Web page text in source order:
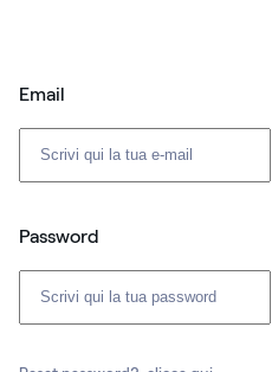
Login: user e password
Email
Password